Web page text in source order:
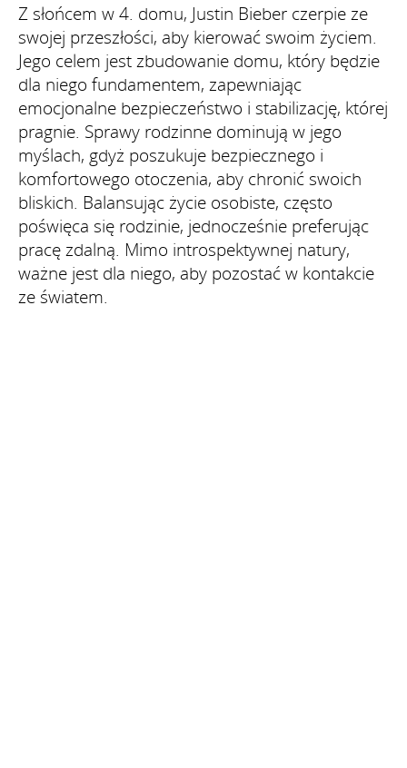
Z słońcem w 4. domu, Justin Bieber czerpie ze
swojej przeszłości, aby kierować swoim życiem.
Jego celem jest zbudowanie domu, który będzie
dla niego fundamentem, zapewniając
emocjonalne bezpieczeństwo i stabilizację, której
pragnie. Sprawy rodzinne dominują w jego
myślach, gdyż poszukuje bezpiecznego i
komfortowego otoczenia, aby chronić swoich
bliskich. Balansując życie osobiste, często
poświęca się rodzinie, jednocześnie preferując
pracę zdalną. Mimo introspektywnej natury,
ważne jest dla niego, aby pozostać w kontakcie
ze światem.